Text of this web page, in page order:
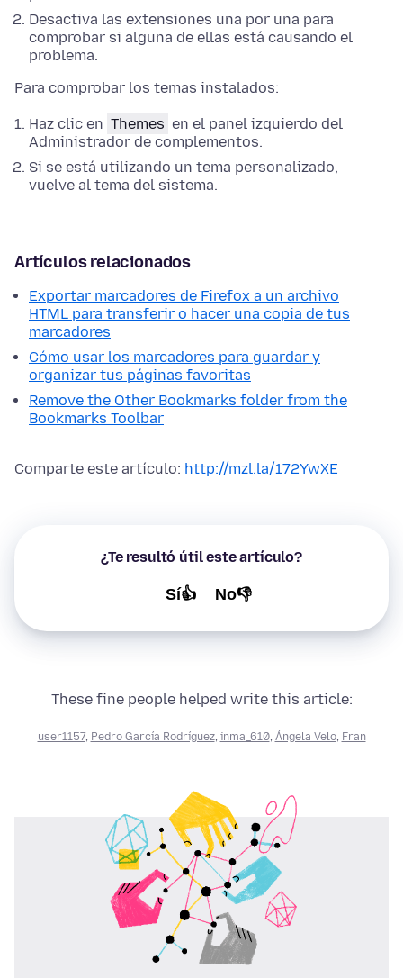
Desactiva las extensiones una por una para
comprobar si alguna de ellas está causando el
problema.
Para comprobar los temas instalados:
Haz clic en Themes en el panel izquierdo del
Administrador de complementos.
Si se está utilizando un tema personalizado,
vuelve al tema del sistema.
Artículos relacionados
Exportar marcadores de Firefox a un archivo
HTML para transferir o hacer una copia de tus
marcadores
Cómo usar los marcadores para guardar y
organizar tus páginas favoritas
Remove the Other Bookmarks folder from the
Bookmarks Toolbar
Comparte este artículo: http://mzl.la/172YwXE
¿Te resultó útil este artículo?
Sí👍 No👎
These fine people helped write this article:
user1157, Pedro García Rodríguez, inma_610, Ángela Velo, Fran